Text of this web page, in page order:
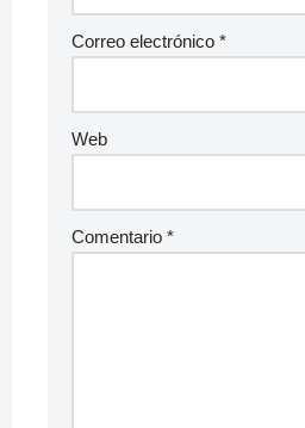
Correo electrónico *
Web
Comentario *